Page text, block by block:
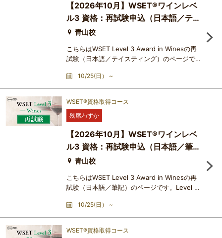
らにテイスティングについて
【2026年10月】​WSET®ワインレベ
ル3 資格：再試験申込（日本語／テイ
スティング）
青山校
こちらはWSET Level 3 Award in Winesの再
試験（日本語／テイスティング）のページで
ユニット（試飲、選択式筆記、ショートエッセ
イ）から成り、個別に合否判定がなされます。
特定のユニットが不合格であったために、資格
取得ができなかった場合、そのユニットのみ再
受験することができます。難易度は、筆記のシ
テイスティングについても記述
10/25(日） ~
WSET®資格取得コース
残席わずか
【2026年10月】WSET®ワインレベ
ル3 資格：再試験申込（日本語／筆
記）青山校
こちらはWSET Level 3 Award in Winesの再
試験（日本語／筆記）のページです。Level 3
飲、選択式筆記、ショートエッセイ）から成
り、個別に合否判定がなされます。特定のユニ
ットが不合格であったために、資格取得ができ
10/25(日） ~
WSET®資格取得コース